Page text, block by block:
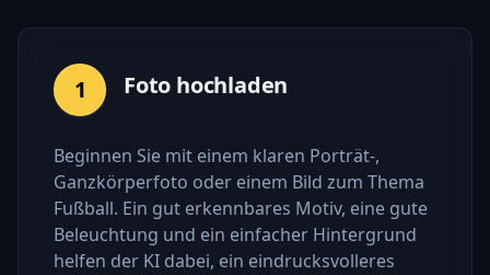
1 Foto hochladen
Beginnen Sie mit einem klaren Porträt-,
Ganzkörperfoto oder einem Bild zum Thema
Fußball. Ein gut erkennbares Motiv, eine gute
Beleuchtung und ein einfacher Hintergrund
helfen der KI dabei, ein eindrucksvolleres